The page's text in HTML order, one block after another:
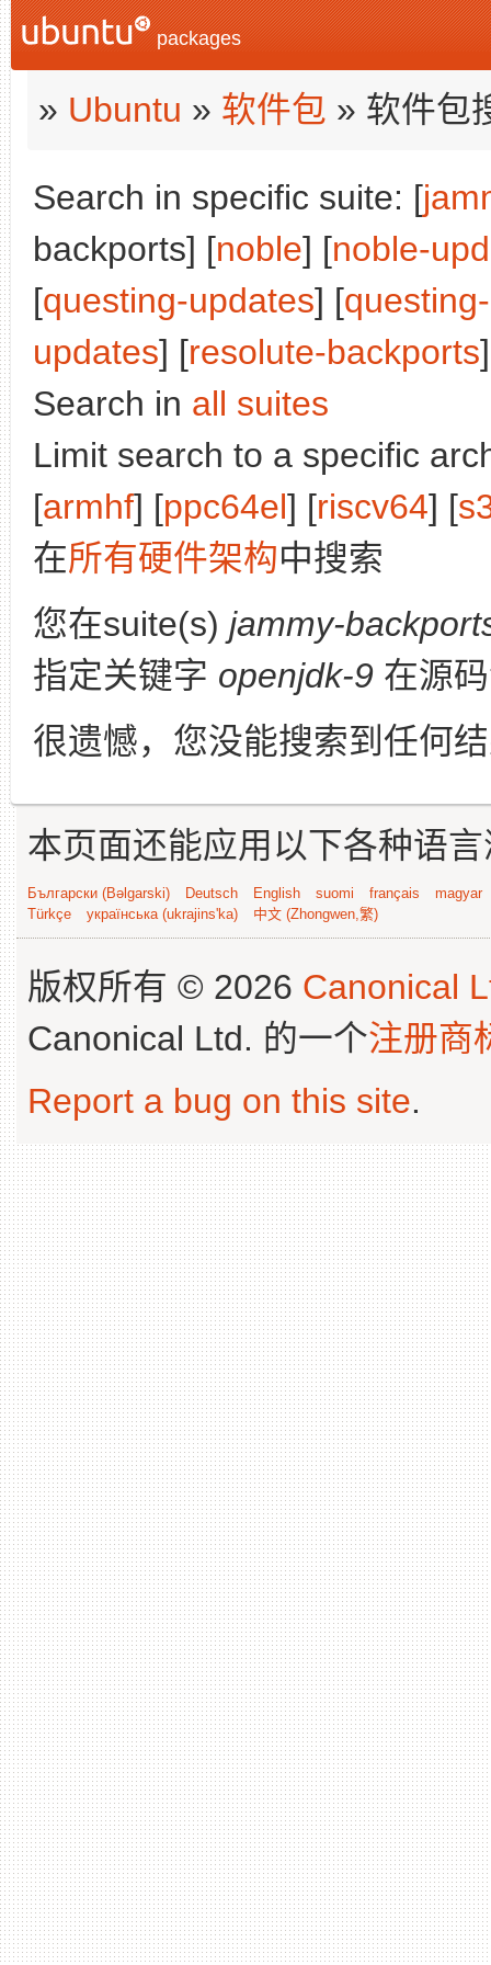
packages
» Ubuntu » 软件包 » 软件包
Search in specific suite: [
backports] [noble] [noble-
[questing-updates] [
updates] [resolute-backports
Search in all suites
Limit search to a specific
[armhf] [ppc64el] [riscv64] [
在所有硬件架构中搜索
您在suite(s) jammy-
指定关键字 openjdk-9 在源
很遗憾，您没能搜索到任何
本页面还能应用以下各种语
Български (Bəlgarski) Deutsch English suomi français
magyar
Türkçe
українська (ukrajins'ka) 中文 (Zhongwen,繁)
版权所有 © 2026 Canonical
Canonical Ltd. 的一个注册商
Report a bug on this site.